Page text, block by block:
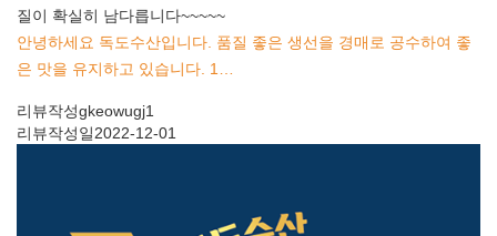
질이 확실히 남다릅니다~~~~~
안녕하세요 독도수산입니다. 품질 좋은 생선을 경매로 공수하여 좋
은 맛을 유지하고 있습니다. 1…
리뷰작성gkeowugj1
리뷰작성일2022-12-01